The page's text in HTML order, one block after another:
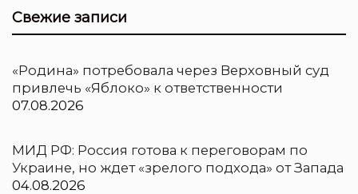
Свежие записи
«Родина» потребовала через Верховный суд
привлечь «Яблоко» к ответственности
07.08.2026
МИД РФ: Россия готова к переговорам по
Украине, но ждет «зрелого подхода» от Запада
04.08.2026